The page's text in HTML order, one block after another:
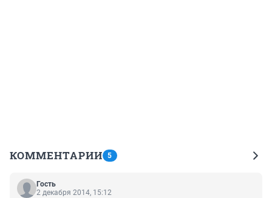
КОММЕНТАРИИ 5
Гость
2 декабря 2014, 15:12